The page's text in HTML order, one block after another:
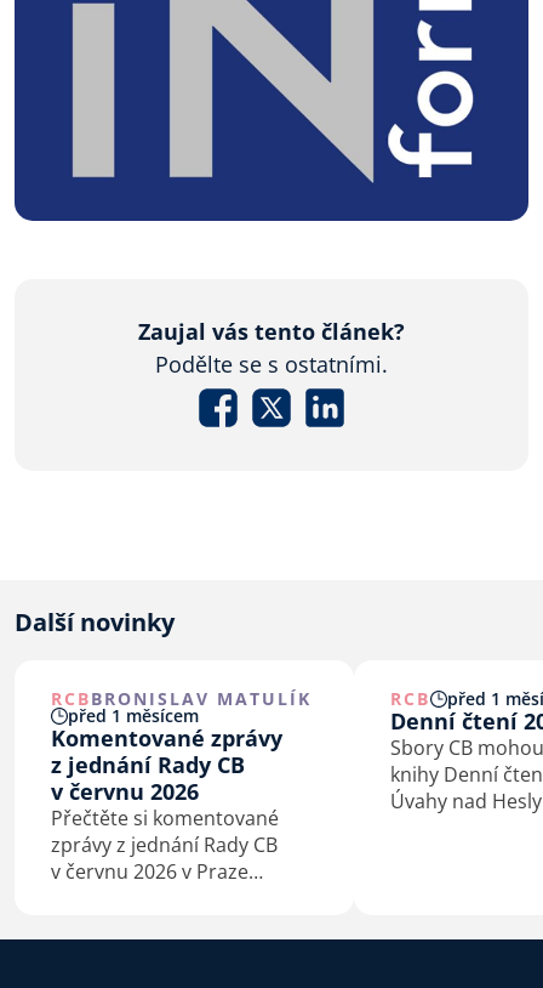
Zaujal vás tento článek?
Podělte se s ostatními.
Další novinky
RCBBRONISLAV MATULÍK
před 1 měsícem
Komentované zprávy
z jednání Rady CB
v červnu 2026
Přečtěte si komentované
zprávy z jednání Rady CB
v červnu 2026 v Praze
RCB před 1
Denní čtení
Sbory CB
knihy Denní
Úvahy nad